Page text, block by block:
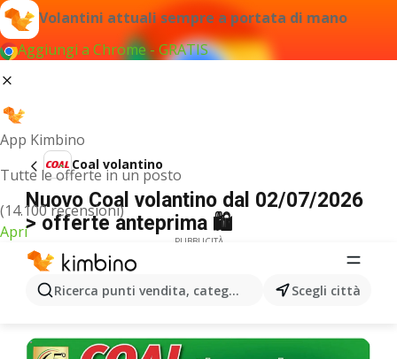
Volantini attuali sempre a portata di mano
Aggiungi a Chrome - GRATIS
App Kimbino
Tutte le offerte in un posto
(14.100 recensioni)
Apri
Ricerca punti vendita, categorie, prodotti...Scegli città
Coal volantino
Nuovo Coal volantino dal 02/07/2026
> offerte anteprima 🛍️
PUBBLICITÀ